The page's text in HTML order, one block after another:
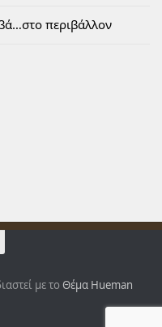
περιβάλλον
με το Θέμα Ηueman